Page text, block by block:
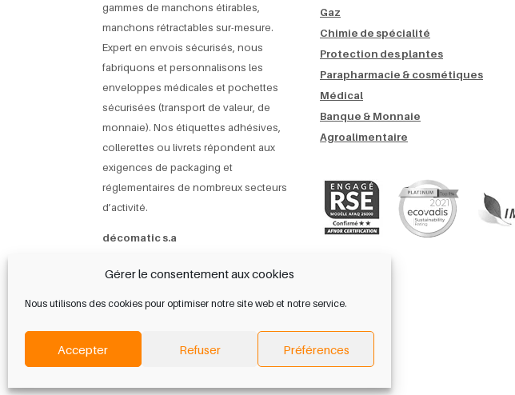
Gérer le consentement aux cookies
Nous utilisons des cookies pour optimiser notre site web et notre service.
Accepter Refuser Préférences
gammes de manchons étirables,
manchons rétractables sur-mesure.
Expert en envois sécurisés, nous
fabriquons et personnalisons les
enveloppes médicales et pochettes
sécurisées (transport de valeur, de
monnaie). Nos étiquettes adhésives,
collerettes ou livrets répondent aux
exigences de packaging et
réglementaires de nombreux secteurs
d’activité.
décomatic s.a
38290 La Verpillière
France
E-mail : contact@decomatic.fr
Gaz
Chimie de spécialité
Protection des plantes
Parapharmacie & cosmétiques
Médical
Banque & Monnaie
Agroalimentaire